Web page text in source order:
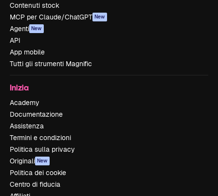
Contenuti stock
MCP per Claude/ChatGPT New
Agenti New
API
App mobile
Tutti gli strumenti Magnific
Inizia
Academy
Documentazione
Assistenza
Termini e condizioni
Politica sulla privacy
Originali New
Politica dei cookie
Centro di fiducia